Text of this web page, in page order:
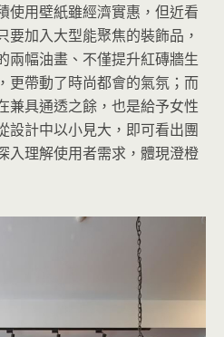
使用壁紙雖經濟實惠，但近看
加入大型能聚焦的裝飾品，
兩幅油畫、不僅提升紅磚牆生
更帶動了時尚都會的氣氛；而
兼具通透之餘，也是給予女性
設計中以小見大，即可看出團
入理解使用者需求，體現澄橙